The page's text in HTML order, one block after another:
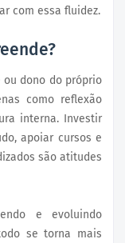
com essa fluidez.
ou dono do próprio
como reflexão
interna. Investir
apoiar cursos e
são atitudes
e evoluindo
se torna mais